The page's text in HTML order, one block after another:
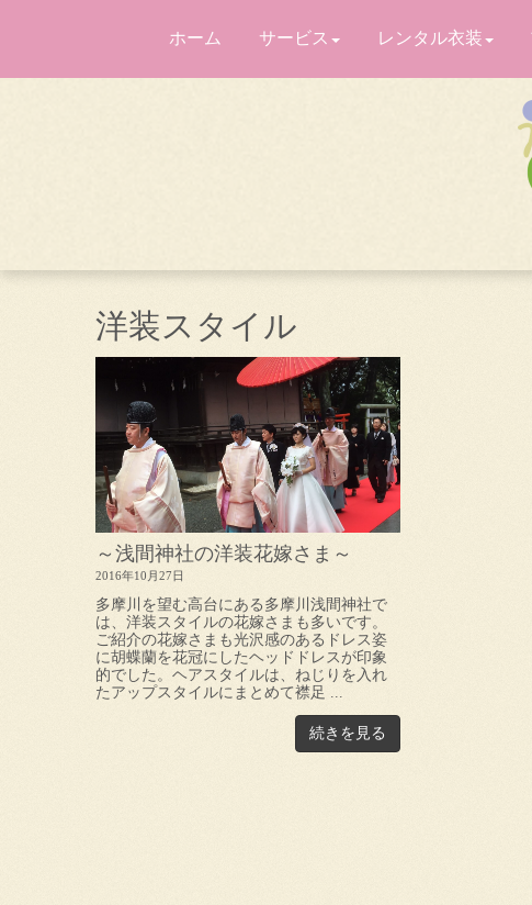
ホーム サービス レンタル衣装
洋装スタイル
～浅間神社の洋装花嫁さま～
2016年10月27日
多摩川を望む高台にある多摩川浅間神社で
は、洋装スタイルの花嫁さまも多いです。
ご紹介の花嫁さまも光沢感のあるドレス姿
に胡蝶蘭を花冠にしたヘッドドレスが印象
的でした。ヘアスタイルは、ねじりを入れ
たアップスタイルにまとめて襟足 ...
続きを見る